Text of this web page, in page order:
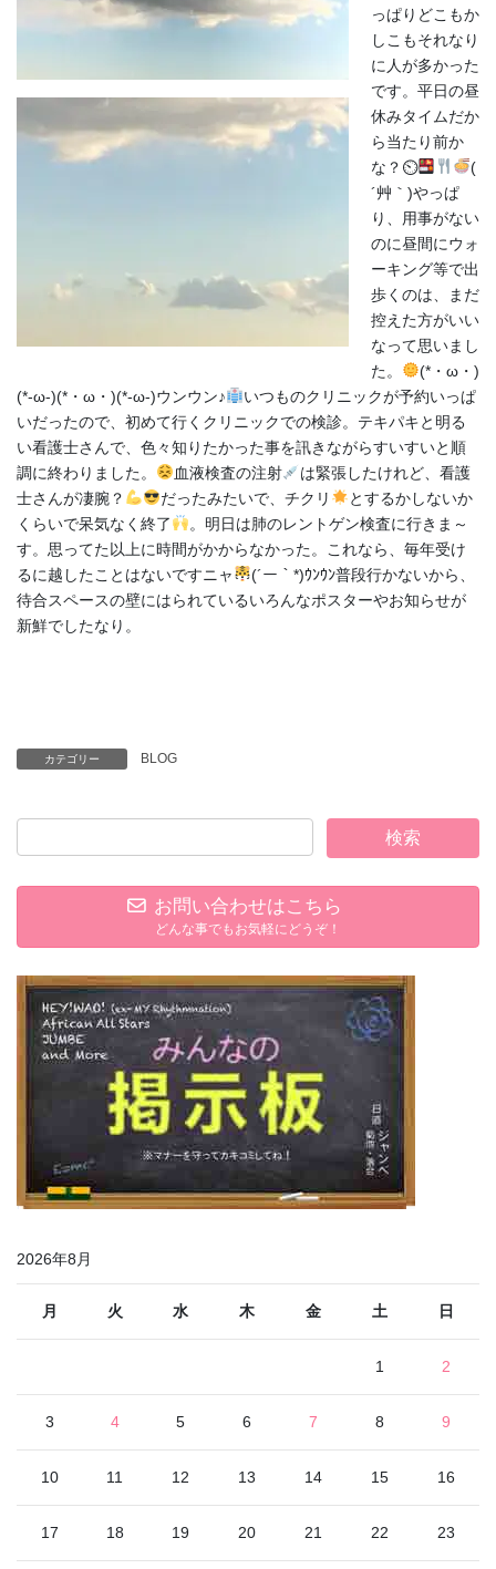
っぱりどこもか
しこもそれなり
に人が多かった
です。平日の昼
休みタイムだか
ら当たり前か
な？⏲
(
´艸｀)やっぱ
り、用事がない
のに昼間にウォ
ーキング等で出
歩くのは、まだ
控えた方がいい
なって思いまし
た。
(*・ω・)
(*-ω-)(*・ω・)(*-ω-)ウンウン♪
いつものクリニックが予約いっぱ
いだったので、初めて行くクリニックでの検診。テキパキと明る
い看護士さんで、色々知りたかった事を訊きながらすいすいと順
調に終わりました。
血液検査の注射
は緊張したけれど、看護
士さんが凄腕？
だったみたいで、チクリ
とするかしないか
くらいで呆気なく終了
。明日は肺のレントゲン検査に行きま～
す。思ってた以上に時間がかからなかった。これなら、毎年受け
るに越したことはないですニャ
(´ー｀*)ｳﾝｳﾝ普段行かないから、
待合スペースの壁にはられているいろんなポスターやお知らせが
新鮮でしたなり。
カテゴリー BLOG
お問い合わせはこちら
どんな事でもお気軽にどうぞ！
2026年8月
月 火 水 木 金 土 日
1 2
3 4 5 6 7 8 9
10 11 12 13 14 15 16
17 18 19 20 21 22 23